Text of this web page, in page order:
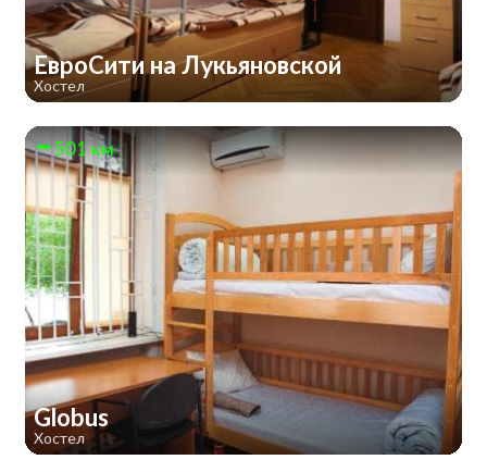
ЕвроСити на Лукьяновской
Хостел
501 км
Globus
Хостел